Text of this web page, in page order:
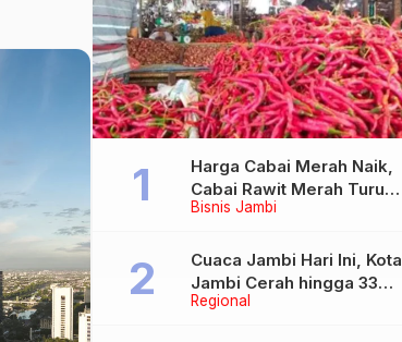
Bisnis Jambi
Harga Cabai Merah Naik,
Cabai Rawit Merah Turun
di Pasar Angso Duo
Regional
Cuaca Jambi Hari Ini, Kota
Jambi Cerah hingga 33
Derajat Celsius